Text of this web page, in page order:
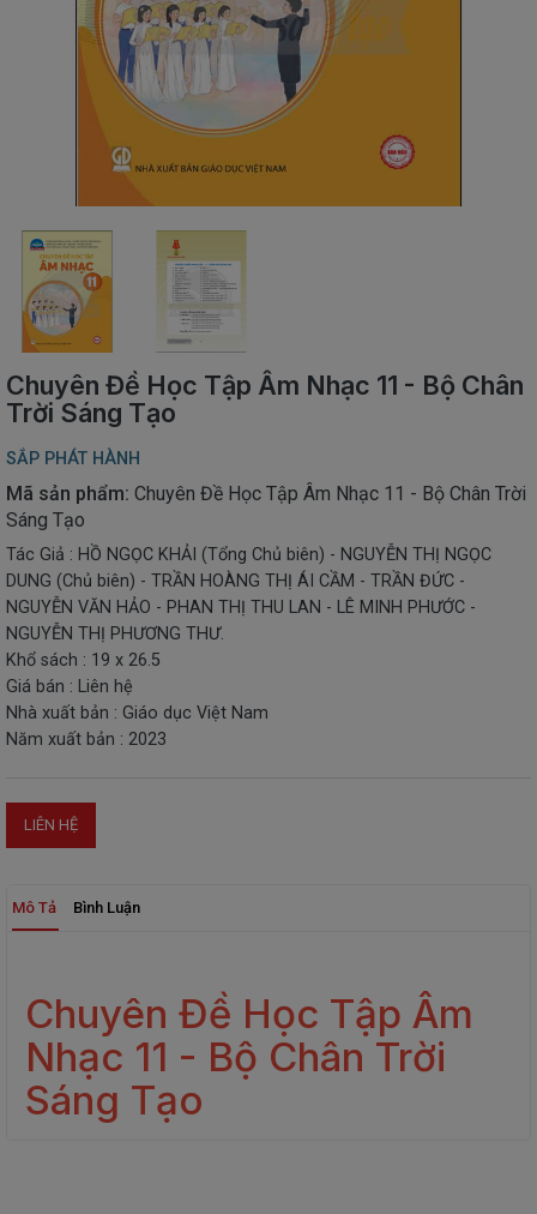
SÁCH
THIẾU
NGOẠI
NGỮ
VPP
ĐỒ
DÙNG
SINH
TẶNG
-
ĐỒ
CHƠI
THIẾT
BỊ
-
STEM
Chuyên Đề Học Tập Âm Nhạc 11 - Bộ Chân
Trời Sáng Tạo
SẮP PHÁT HÀNH
Mã sản phẩm: Chuyên Đề Học Tập Âm Nhạc 11 - Bộ Chân Trời
Sáng Tạo
Tác Giả : HỒ NGỌC KHẢI (Tổng Chủ biên) - NGUYỄN THỊ NGỌC
DUNG (Chủ biên) - TRẦN HOÀNG THỊ ÁI CẦM - TRẦN ĐỨC -
NGUYỄN VĂN HẢO - PHAN THỊ THU LAN - LÊ MINH PHƯỚC -
NGUYỄN THỊ PHƯƠNG THƯ.
Khổ sách : 19 x 26.5
Giá bán : Liên hệ
Nhà xuất bản : Giáo dục Việt Nam
Năm xuất bản : 2023
LIÊN HỆ
Mô Tả Bình Luận
Chuyên Đề Học Tập Âm
Nhạc 11 - Bộ Chân Trời
Sáng Tạo